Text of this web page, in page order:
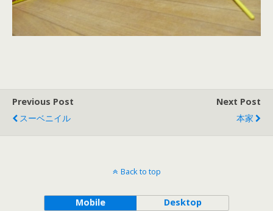
Previous Post
スーベニイル
Next Post
本家
Back to top
Mobile Desktop